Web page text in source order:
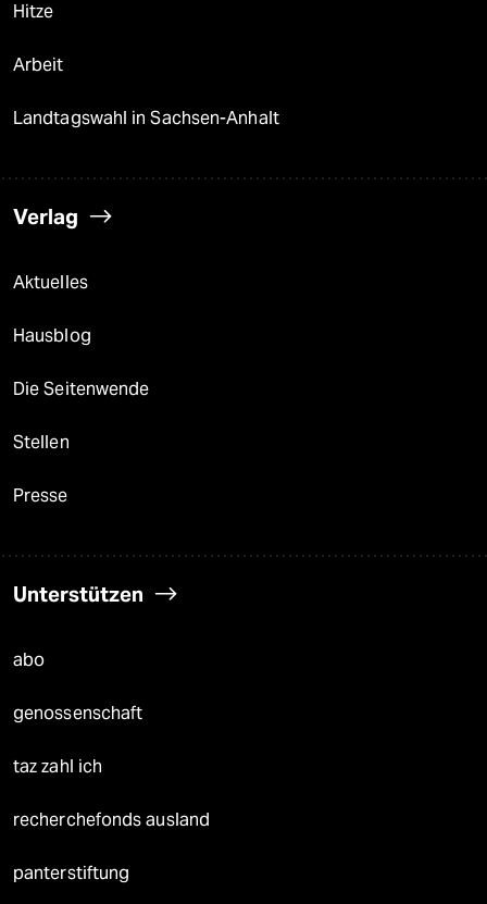
Hitze
Arbeit
Landtagswahl in Sachsen-Anhalt
Verlag
Aktuelles
Hausblog
Die Seitenwende
Stellen
Presse
Unterstützen
abo
genossenschaft
taz zahl ich
recherchefonds ausland
panterstiftung